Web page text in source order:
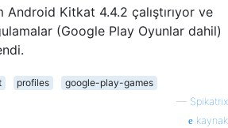
Android Kitkat 4.4.2 çalıştırıyor ve
(Google Play Oyunlar dahil)
profiles
google-play-games
— Spikatrix
kaynak